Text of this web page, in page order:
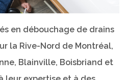
en débouchage de drains
la Rive-Nord de Montréal,
Blainville, Boisbriand et